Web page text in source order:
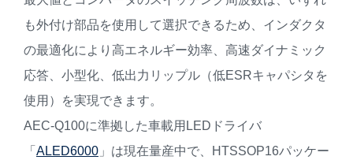
も外付け部品を使用して選択できるため、インダクタ
の最適化により高エネルギー効率、高速ダイナミック
応答、小型化、低出力リップル（低ESRキャパシタを
使用）を実現できます。
AEC-Q100に準拠した車載用LEDドライバ
「 ALED6000 」は現在量産中で、HTSSOP16パッケー